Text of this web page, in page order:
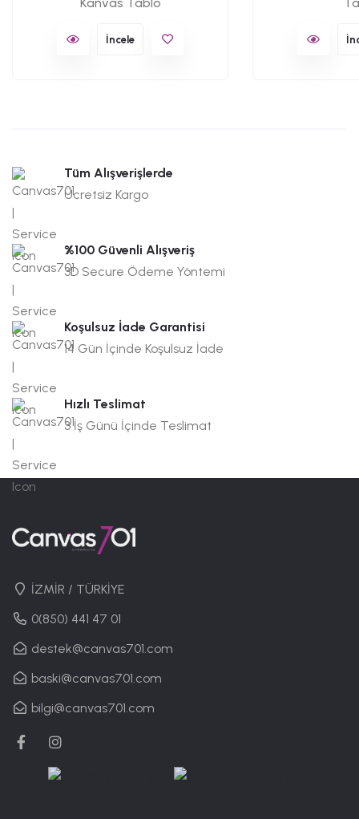
Kanvas Tablo
İncele
Tüm Alışverişlerde
Ücretsiz Kargo
%100 Güvenli Alışveriş
3D Secure Ödeme Yöntemi
Koşulsuz İade Garantisi
14 Gün İçinde Koşulsuz İade
Hızlı Teslimat
3 İş Günü İçinde Teslimat
İZMİR / TÜRKİYE
0(850) 441 47 01
destek@canvas701.com
baski@canvas701.com
bilgi@canvas701.com